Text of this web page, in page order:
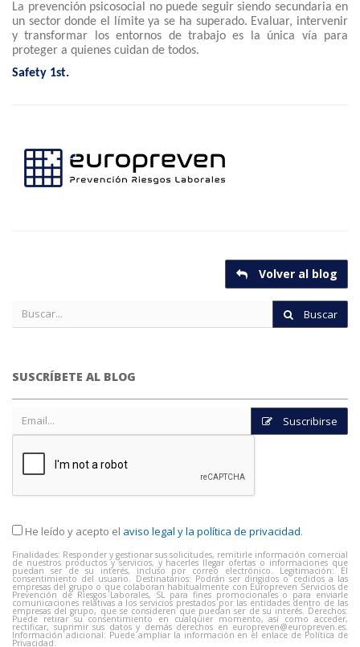
La prevención psicosocial no puede seguir siendo secundaria en
un sector donde el límite ya se ha superado. Evaluar, intervenir
y transformar los entornos de trabajo es la única vía para
proteger a quienes cuidan de todos.
Safety 1st.
Volver al blog
Buscar
SUSCRÍBETE AL BLOG
Suscribirse
He leído y acepto el aviso legal y la política de privacidad.
Finalidades: Responder y gestionar sus solicitudes, remitirle información comercial
de nuestros productos y servicios, y hacerles llegar ofertas o informaciones que
puedan ser de su interés, incluso por correo electrónico. Legitimación: El
consentimiento del usuario. Destinatarios: Podrán ser dirigidos o cedidos a las
empresas del grupo o que colaboran habitualmente con Europreven Servicios de
Prevención de Riesgos Laborales, SL para fines promocionales o para enviarle
comunicaciones relativas a los servicios prestados por las entidades dentro de las
empresas del grupo, que se consideren que puedan ser de su interés. Derechos:
Puede retirar su consentimiento en cualquier momento, así como acceder,
rectificar, suprimir sus datos y demás derechos en europreven@europreven.es.
Información adicional: Puede ampliar la información en el enlace de Política de
Privacidad.